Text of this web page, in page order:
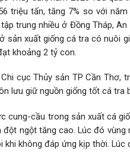
triệu tấn, tăng 7% so với
trung nhiều ở Đồng Tháp,
sản xuất giống cá tra có nuôi
khoảng 2 tỷ con.
cục Thủy sản TP Cần Thơ,
lưu giữ nguồn giống tốt cá
cung-cầu trong sản xuất cá
đột ngột tăng cao. Lúc đó
khi không đáp ứng kịp thời.